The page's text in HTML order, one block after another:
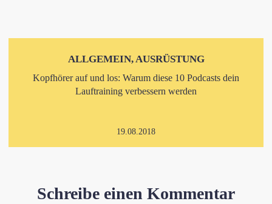
ALLGEMEIN, AUSRÜSTUNG
Kopfhörer auf und los: Warum diese 10 Podcasts dein
Lauftraining verbessern werden
19.08.2018
Schreibe einen Kommentar